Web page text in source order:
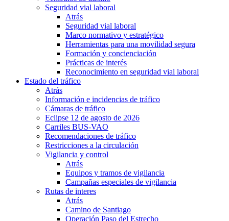
Seguridad vial laboral
Atrás
Seguridad vial laboral
Marco normativo y estratégico
Herramientas para una movilidad segura
Formación y concienciación
Prácticas de interés
Reconocimiento en seguridad vial laboral
Estado del tráfico
Atrás
Información e incidencias de tráfico
Cámaras de tráfico
Eclipse 12 de agosto de 2026
Carriles BUS-VAO
Recomendaciones de tráfico
Restricciones a la circulación
Vigilancia y control
Atrás
Equipos y tramos de vigilancia
Campañas especiales de vigilancia
Rutas de interes
Atrás
Camino de Santiago
Operación Paso del Estrecho